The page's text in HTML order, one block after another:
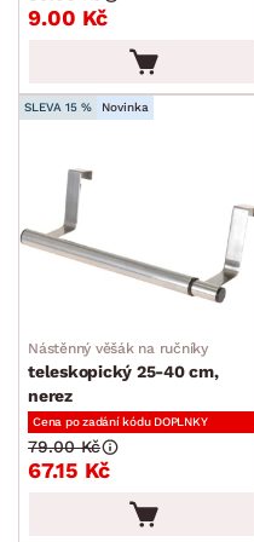
Záchodové štětky
Ručníky, osušky a
Doplňky k umyvadlu
Koše na prádlo
Kuchyňské
Kancelářské
Ostatní bytové
Dětské doplňky a
Doplňky pro domácí
9.00 Kč
SLEVA 15 % Novinka
Nástěnný věšák na ručníky
teleskopický 25-40 cm,
nerez
Cena po zadání kódu DOPLNKY
67.15 Kč
79.00 Kč